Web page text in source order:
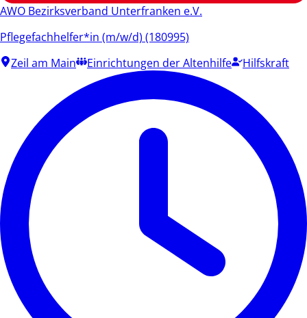
AWO Bezirksverband Unterfranken e.V.
Pflegefachhelfer*in (m/w/d) (180995)
Zeil am Main
Einrichtungen der Altenhilfe Hilfskraft